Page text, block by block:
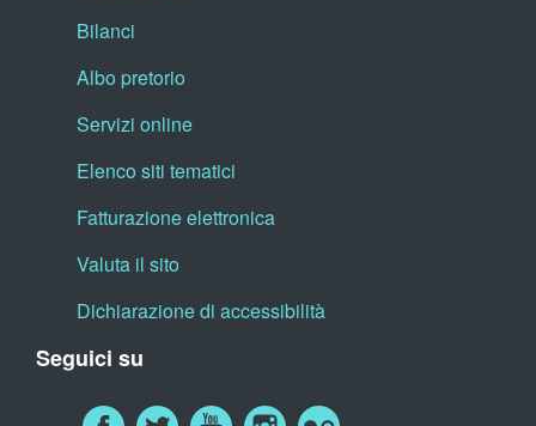
Bilanci
Albo pretorio
Servizi online
Elenco siti tematici
Fatturazione elettronica
Valuta il sito
Dichiarazione di accessibilità
Seguici su